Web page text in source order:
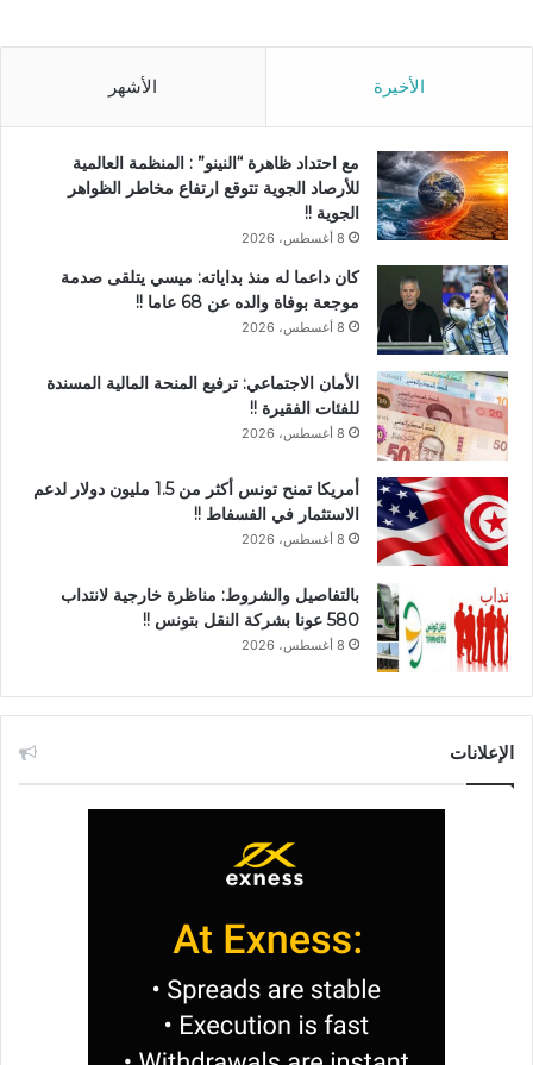
الأخيرة الأشهر
مع احتداد ظاهرة “النينو” : المنظمة العالمية
للأرصاد الجوية تتوقع ارتفاع مخاطر الظواهر
الجوية !!
8 أغسطس، 2026
كان داعما له منذ بداياته: ميسي يتلقى صدمة
موجعة بوفاة والده عن 68 عاما !!
8 أغسطس، 2026
الأمان الاجتماعي: ترفيع المنحة المالية المسندة
للفئات الفقيرة !!
8 أغسطس، 2026
أمريكا تمنح تونس أكثر من 1.5 مليون دولار لدعم
الاستثمار في الفسفاط !!
8 أغسطس، 2026
بالتفاصيل والشروط: مناظرة خارجية لانتداب
580 عونا بشركة النقل بتونس !!
8 أغسطس، 2026
الإعلانات